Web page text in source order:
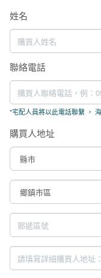
姓名
聯絡電話
*宅配人員將以此電話聯繫 ，
購買人地址